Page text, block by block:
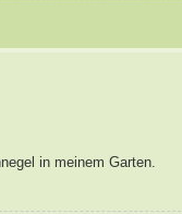
in meinem Garten.